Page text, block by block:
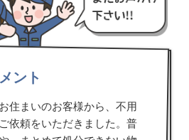
ント
住まいのお客様から、不用
依頼をいただきました。普